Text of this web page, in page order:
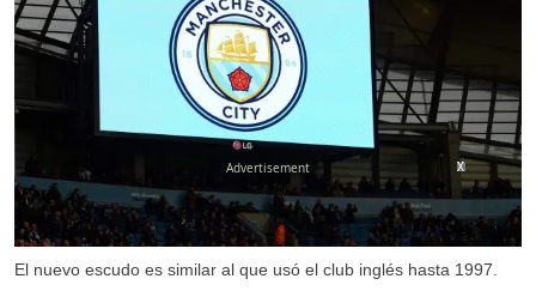
El nuevo escudo es similar al que usó el club inglés hasta 1997.
X
X
X